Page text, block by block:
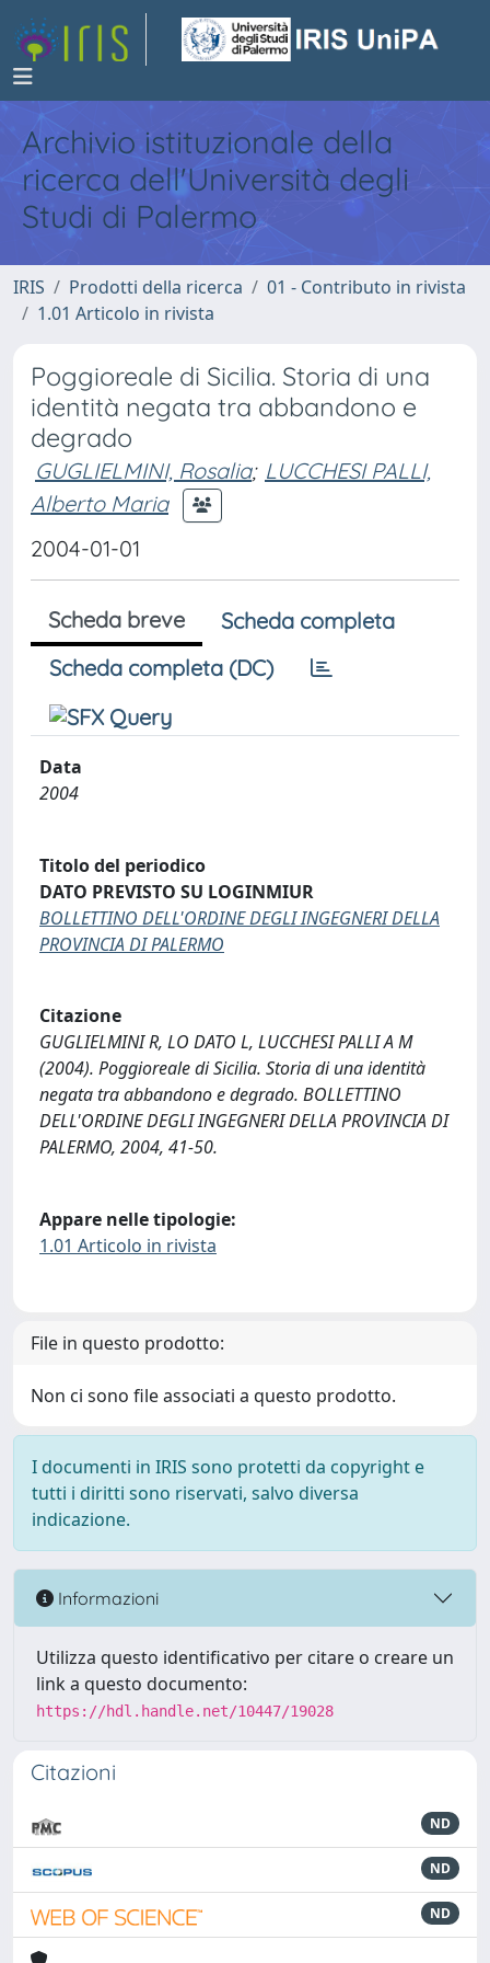
Archivio istituzionale della
ricerca dell'Università degli
Studi di Palermo
IRIS Prodotti della ricerca
01 - Contributo in rivista
1.01 Articolo in rivista
Poggioreale di Sicilia. Storia di una
identità negata tra abbandono e
degrado
GUGLIELMINI, Rosalia; LUCCHESI PALLI,
Alberto Maria
2004-01-01
Scheda breve
Scheda completa
Scheda completa (DC)
Data
2004
Titolo del periodico
DATO PREVISTO SU LOGINMIUR
BOLLETTINO DELL'ORDINE DEGLI INGEGNERI DELLA
PROVINCIA DI PALERMO
Citazione
GUGLIELMINI R, LO DATO L, LUCCHESI PALLI A M
(2004). Poggioreale di Sicilia. Storia di una identità
negata tra abbandono e degrado. BOLLETTINO
DELL'ORDINE DEGLI INGEGNERI DELLA PROVINCIA DI
PALERMO, 2004, 41-50.
Appare nelle tipologie:
1.01 Articolo in rivista
File in questo prodotto:
Non ci sono file associati a questo prodotto.
I documenti in IRIS sono protetti da copyright e
tutti i diritti sono riservati, salvo diversa
indicazione.
Informazioni
Utilizza questo identificativo per citare o creare un
link a questo documento:
https://hdl.handle.net/10447/19028
Citazioni
ND
ND
ND